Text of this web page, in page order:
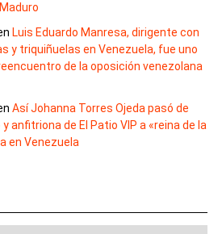
Luis Eduardo Manresa, dirigente con
y triquiñuelas en Venezuela, fue uno
de la oposición venezolana
Así Johanna Torres Ojeda pasó de
anfitriona de El Patio VIP a «reina de la
en Venezuela